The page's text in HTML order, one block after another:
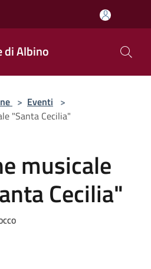
di Albino
> Eventi >
"Santa Cecilia"
musicale
Cecilia"